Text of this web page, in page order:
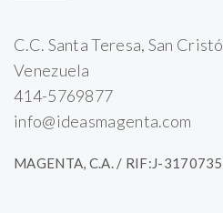
C.C. Santa Teresa, San
Venezuela
414-5769877
info@ideasmagenta.com
MAGENTA, C.A. / RIF:J-